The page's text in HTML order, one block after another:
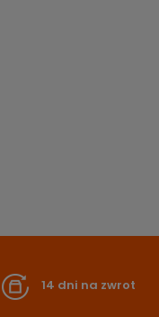
14 dni na zwrot